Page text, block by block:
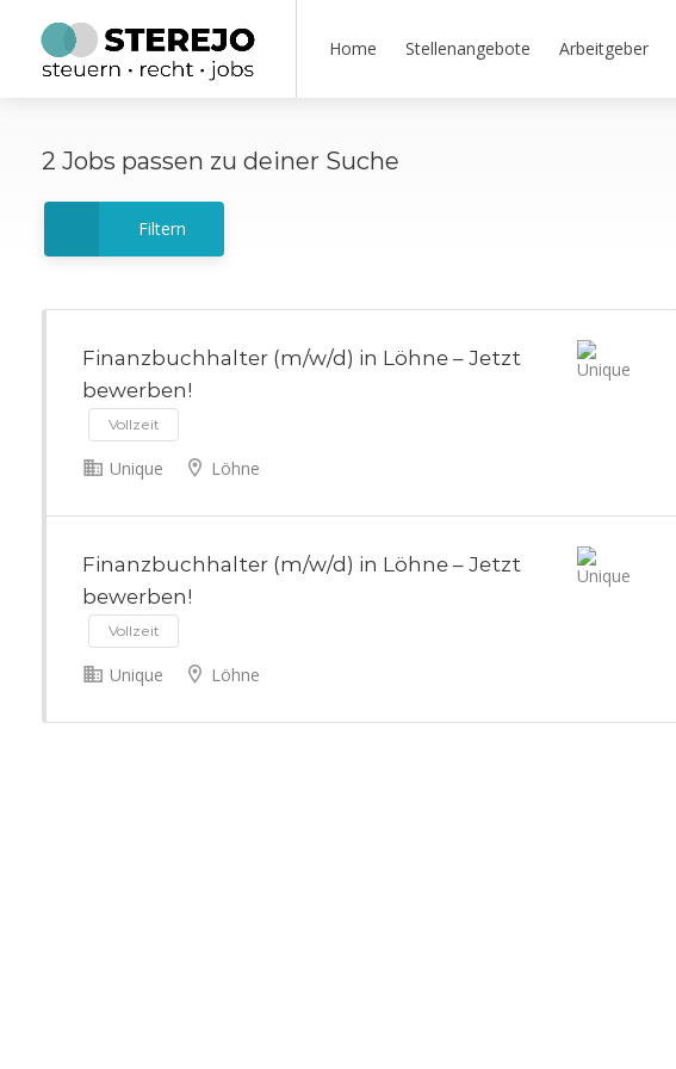
Home Stellenangebote Arbeitgeber
2 Jobs passen zu deiner Suche
Filtern
Finanzbuchhalter (m/w/d) in Löhne – Jetzt
bewerben!
Vollzeit
Unique Löhne
Finanzbuchhalter (m/w/d) in Löhne – Jetzt
bewerben!
Vollzeit
Unique Löhne